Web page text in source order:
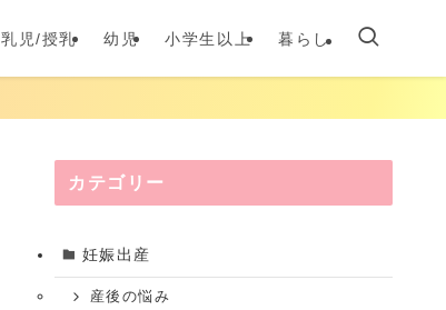
乳児/授乳 幼児 小学生以上 暮らし
カテゴリー
妊娠出産
産後の悩み